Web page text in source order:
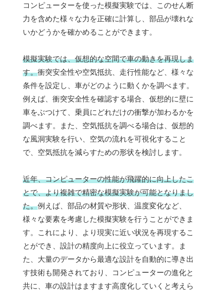
コンピューターを使った模擬実験では、このせん断
力を含めた様々な力を正確に計算し、部品が壊れな
いかどうかを確かめることができます。
模擬実験では、仮想的な空間で車の動きを再現しま
す。衝突安全性や空気抵抗、走行性能など、様々な
条件を設定し、車がどのように動くかを調べます。
例えば、衝突安全性を確認する場合、仮想的に壁に
車をぶつけて、乗員にどれだけの衝撃が加わるかを
調べます。また、空気抵抗を調べる場合は、仮想的
な風洞実験を行い、空気の流れを可視化すること
で、空気抵抗を減らすための形状を検討します。
近年、コンピューターの性能が飛躍的に向上したこ
とで、より複雑で精密な模擬実験が可能となりまし
た。例えば、部品の材質や形状、温度変化など、
様々な要素を考慮した模擬実験を行うことができま
す。これにより、より現実に近い状況を再現するこ
とができ、設計の精度向上に役立っています。ま
た、大量のデータから最適な設計を自動的に導き出
す技術も開発されており、コンピューターの進化と
共に、車の設計はますます高度化していくと考えら